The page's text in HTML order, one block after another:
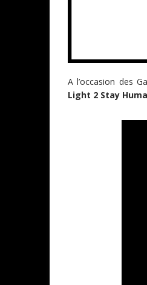
A l’occasion des
Light 2 Stay